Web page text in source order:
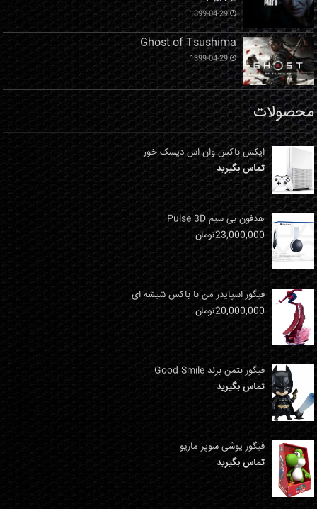
1399-04-29
Ghost of Tsushima
1399-04-29
محصولات
ایکس باکس وان اس دیسک خور
تماس بگیرید
هدفون بی سیم Pulse 3D
23,000,000تومان
فیگور اسپایدر من با باکس شیشه ای
20,000,000تومان
فیگور بتمن برند Good Smile
تماس بگیرید
فیگور یوشی سوپر ماریو
تماس بگیرید